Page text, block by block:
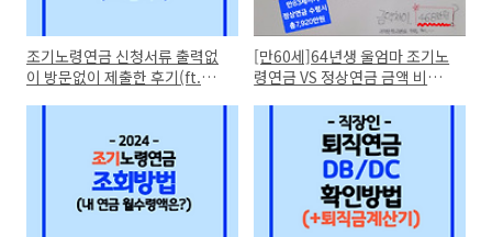
조기노령연금 신청서류 출력없
이 방문없이 제출한 후기(ft.전
[만60세]64년생 울엄마 조기노
령연금 VS 정상연금 금액 비교